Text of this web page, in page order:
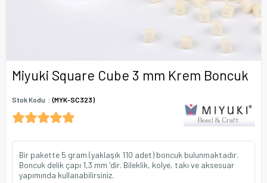
Miyuki Square Cube 3 mm Krem Boncuk
Stok Kodu (MYK-SC323)
Bir pakette 5 gram (yaklaşık 110 adet) boncuk bulunmaktadır.
Boncuk delik çapı 1,3 mm 'dir. Bileklik, kolye, takı ve aksesuar
yapımında kullanabilirsiniz.